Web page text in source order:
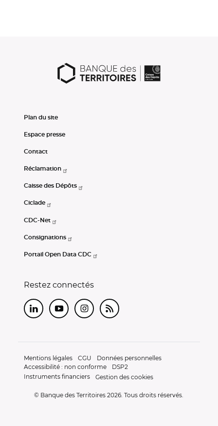
Plan du site
Espace presse
Contact
Réclamation
Caisse des Dépôts
Ciclade
CDC-Net
Consignations
Portail Open Data CDC
Restez connectés
LinkedInYoutubeInstagram
RSS
Mentions légales CGU
Données personnelles
Accessibilité : non conforme
DSP2
Instruments financiers
Gestion des cookies
© Banque des Territoires 2026. Tous droits réservés.